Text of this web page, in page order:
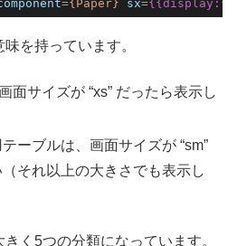
={Paper} sx=
を持っています。
面サイズが “xs” だったら表示し
ーブルは、画面サイズが “sm”
それ以上の大きさでも表示し
く5つの分類になっています。